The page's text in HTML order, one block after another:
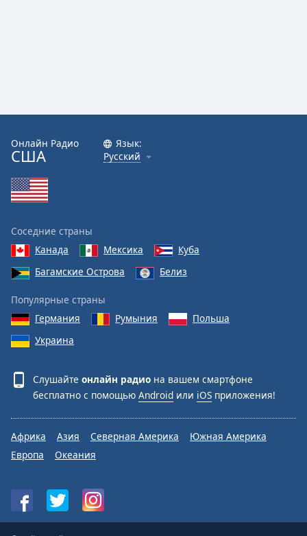
Онлайн Радио
США
Язык:
Русский
Соседние страны
Канада
Мексика
Куба
Багамские Острова
Белиз
Популярные страны
Германия
Румыния
Польша
Украина
Слушайте онлайн радио на вашем смартфоне
бесплатно с помощью Android или iOS приложения!
Африка Азия Северная Америка
Южная Америка
Европа
Океания